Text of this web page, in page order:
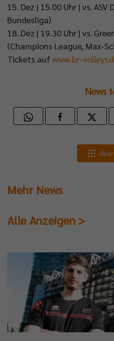
15. Dez | 15.00 Uhr | vs.
Bundesliga)
18. Dez | 19.30 Uhr | vs.
(Champions League, Max-
Tickets auf www.br-
News
Mehr News
Alle Anzeigen >